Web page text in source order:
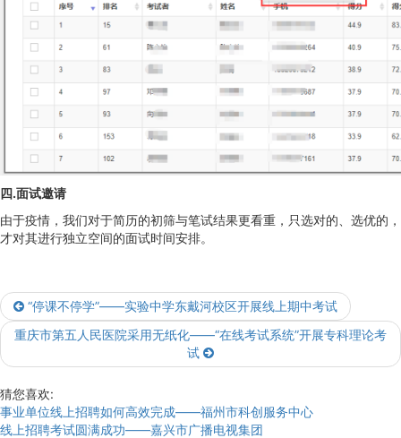
四.面试邀请
由于疫情，我们对于简历的初筛与笔试结果更看重，只选对的、选优的，
才对其进行独立空间的面试时间安排。
“停课不停学”——实验中学东戴河校区开展线上期中考试
重庆市第五人民医院采用无纸化——“在线考试系统”开展专科理论考
试
猜您喜欢:
事业单位线上招聘如何高效完成——福州市科创服务中心
线上招聘考试圆满成功——嘉兴市广播电视集团